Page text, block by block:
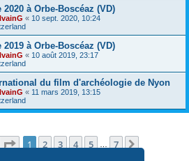
à Orbe-Boscéaz (VD)
« 10 sept. 2020, 10:24
à Orbe-Boscéaz (VD)
« 10 août 2019, 23:17
du film d'archéologie de Nyon
« 11 mars 2019, 13:15
Page 1sur7
1 2 3 4 5 7